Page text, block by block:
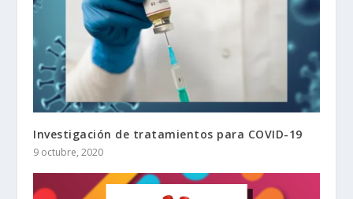
Investigación de tratamientos para COVID-19
9 octubre, 2020